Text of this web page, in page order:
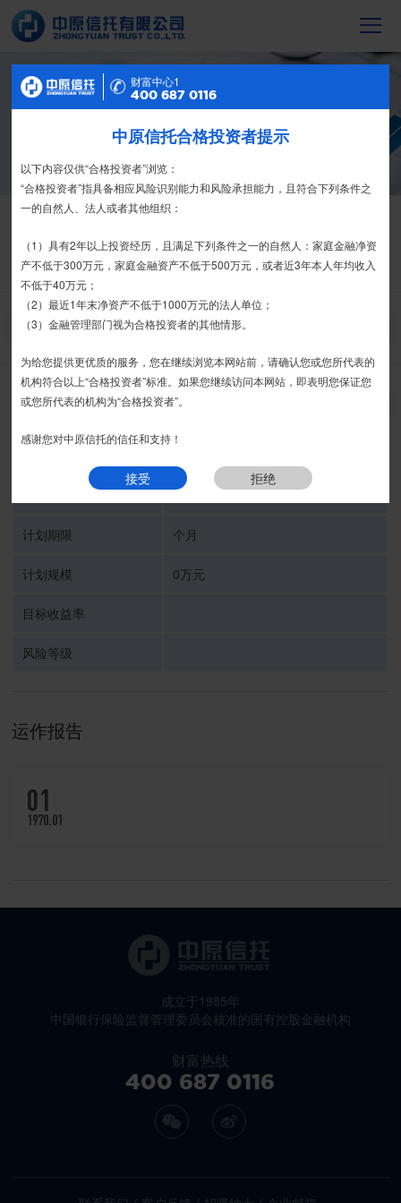
信托产品
产16088亿元，按时足额交付到期信托财
信托产品
热销产品
栏目首页 热销产品 运营产品 净值产品 信息披露
精英理财俱乐部
家族信托 财富网点 客户反馈 征信异议申请
推介期
信托计划名称
计划期限 个月
计划规模 0万元
目标收益率
风险等级
运作报告
01
1970.01
成立于1985年
中国银行保险监督管理委员会核准的国有控股金融机构
财富热线
400 687 0116
财富中心2
400 687 0116
特别提示
尊敬的投资者：
合格投资者认证、风险测评、录音录像及电子合同签署应由投资者本人
亲自操作完成，不得由他人代办。
我司信托产品账户均以我司名义开立，所有认购信托产品的资金应根据
信托合同约定转入我司信托产品的银行专用账户。投资者认购我司信托产品
时，请注意不要向任何非我司账户转账、支付现金。
如有疑问，请联系您的专属客户经理或咨询我司客服电话400-
接受 拒绝
财富中心1
400 687 0116
中原信托合格投资者提示
以下内容仅供“合格投资者”浏览：
“合格投资者”指具备相应风险识别能力和风险承担能力，且符合下列条件之
一的自然人、法人或者其他组织：
（1）具有2年以上投资经历，且满足下列条件之一的自然人：家庭金融净资
产不低于300万元，家庭金融资产不低于500万元，或者近3年本人年均收入
不低于40万元；
（2）最近1年末净资产不低于1000万元的法人单位；
（3）金融管理部门视为合格投资者的其他情形。
为给您提供更优质的服务，您在继续浏览本网站前，请确认您或您所代表的
机构符合以上“合格投资者”标准。如果您继续访问本网站，即表明您保证您
或您所代表的机构为“合格投资者”。
感谢您对中原信托的信任和支持！
接受 拒绝